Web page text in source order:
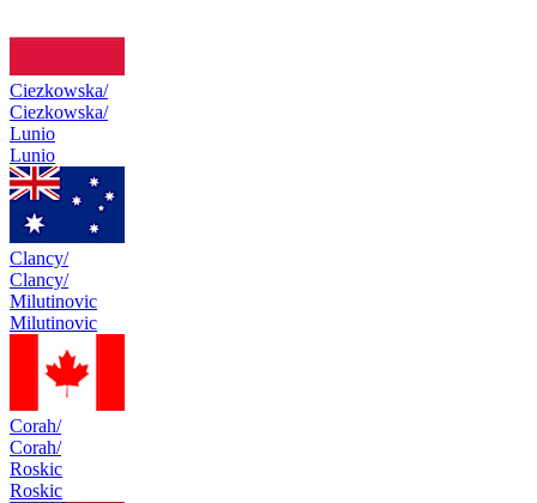
Ciezkowska/
Ciezkowska/
Lunio
Lunio
Clancy/
Clancy/
Milutinovic
Milutinovic
Corah/
Corah/
Roskic
Roskic